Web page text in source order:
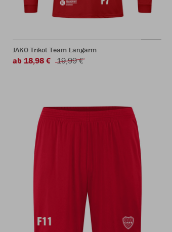
JAKO Trikot Team Langarm
ab 18,98 € 19,99 €